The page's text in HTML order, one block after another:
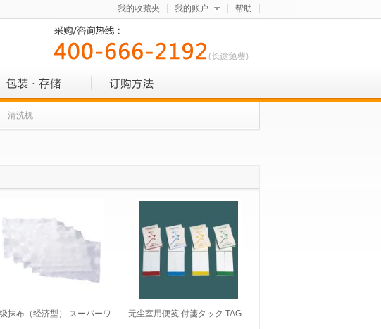
帮助
我的账户
我的收藏夹
清洗机
抹布（经济型） スーパーワ
无尘室用便笺 付箋タック TAG